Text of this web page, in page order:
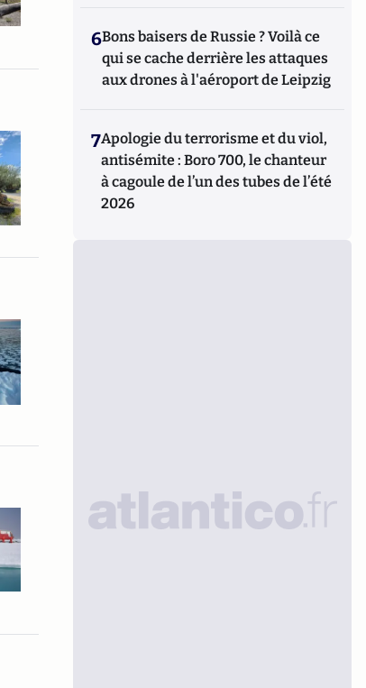
6Bons baisers de Russie ? Voilà ce
qui se cache derrière les attaques
aux drones à l'aéroport de Leipzig
7Apologie du terrorisme et du viol,
antisémite : Boro 700, le chanteur
à cagoule de l’un des tubes de l’été
2026